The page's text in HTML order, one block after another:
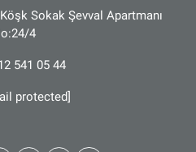
Sokak Şevval Apartmanı
4
541 05 44
protected]